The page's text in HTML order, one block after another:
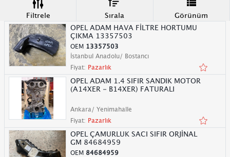
Filtrele Sırala
Görünüm
OPEL ADAM HAVA FİLTRE HORTUMU
ÇIKMA 13357503
OEM 13357503
İstanbul Anadolu/ Bostancı
Fiyat: Pazarlık
OPEL ADAM 1.4 SIFIR SANDIK MOTOR
(A14XER - B14XER) FATURALI
Ankara/ Yenimahalle
Fiyat: Pazarlık
OPEL ÇAMURLUK SACI SIFIR ORJİNAL
GM 84684959
OEM 84684959